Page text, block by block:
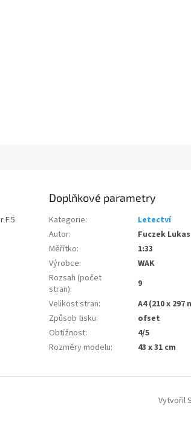
F.5
Doplňkové parametry
Kategorie:
Letectví
Autor:
Fuczek
Měřítko:
1:33
Výrobce:
WAK
Rozsah (počet
stran):
9
Velikost stran:
A4 (210 x 297
Způsob tisku:
ofset
Obtížnost:
4/5
Rozměry modelu: 43 x 31 cm
Vytvořil